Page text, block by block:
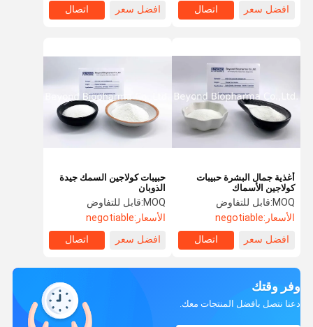
افضل سعر
اتصال
افضل سعر
اتصال
حبيبات كولاجين السمك جيدة
الذوبان
MOQ: قابل للتفاوض
الأسعار:negotiable
افضل سعر
اتصال
أغذية جمال البشرة حبيبات
كولاجين الأسماك
MOQ: قابل للتفاوض
الأسعار:negotiable
افضل سعر
اتصال
وفر وقتك
دعنا نتصل بأفضل المنتجات معك.